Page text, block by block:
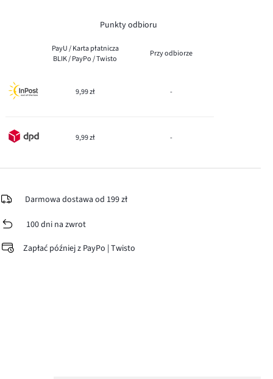
Punkty odbioru
PayU / Karta płatnicza
BLIK / PayPo / Twisto
Przy odbiorze
9,99 zł -
9,99 zł -
Darmowa dostawa od 199 zł
100 dni na zwrot
Zapłać później z PayPo | Twisto